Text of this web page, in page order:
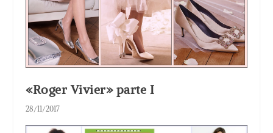
«Roger Vivier» parte I
28/11/2017